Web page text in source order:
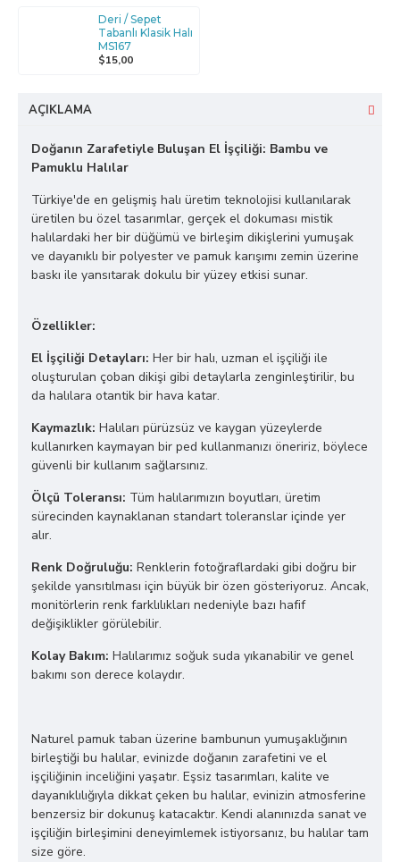
Deri / Sepet
Tabanlı Klasik Halı
MS167
$15,00
AÇIKLAMA
Doğanın Zarafetiyle Buluşan El İşçiliği: Bambu ve
Pamuklu Halılar
Türkiye'de en gelişmiş halı üretim teknolojisi kullanılarak
üretilen bu özel tasarımlar, gerçek el dokuması mistik
halılardaki her bir düğümü ve birleşim dikişlerini yumuşak
ve dayanıklı bir polyester ve pamuk karışımı zemin üzerine
baskı ile yansıtarak dokulu bir yüzey etkisi sunar.
Özellikler:
El İşçiliği Detayları: Her bir halı, uzman el işçiliği ile
oluşturulan çoban dikişi gibi detaylarla zenginleştirilir, bu
da halılara otantik bir hava katar.
Kaymazlık: Halıları pürüzsüz ve kaygan yüzeylerde
kullanırken kaymayan bir ped kullanmanızı öneririz, böylece
güvenli bir kullanım sağlarsınız.
Ölçü Toleransı: Tüm halılarımızın boyutları, üretim
sürecinden kaynaklanan standart toleranslar içinde yer
alır.
Renk Doğruluğu: Renklerin fotoğraflardaki gibi doğru bir
şekilde yansıtılması için büyük bir özen gösteriyoruz. Ancak,
monitörlerin renk farklılıkları nedeniyle bazı hafif
değişiklikler görülebilir.
Kolay Bakım: Halılarımız soğuk suda yıkanabilir ve genel
bakımı son derece kolaydır.
Naturel pamuk taban üzerine bambunun yumuşaklığının
birleştiği bu halılar, evinizde doğanın zarafetini ve el
işçiliğinin inceliğini yaşatır. Eşsiz tasarımları, kalite ve
dayanıklılığıyla dikkat çeken bu halılar, evinizin atmosferine
benzersiz bir dokunuş katacaktır. Kendi alanınızda sanat ve
işçiliğin birleşimini deneyimlemek istiyorsanız, bu halılar tam
size göre.